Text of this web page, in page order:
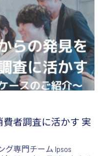
費者調査に活かす 実
グ専門チーム Ipsos